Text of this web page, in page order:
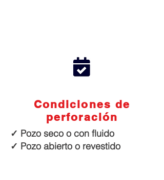
Condiciones de
perforación
✓ Pozo seco o con fluido
✓ Pozo abierto o revestido